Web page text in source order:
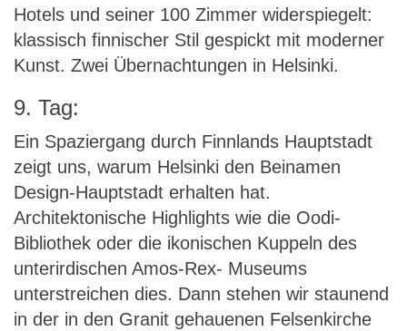
Hotels und seiner 100 Zimmer widerspiegelt:
klassisch finnischer Stil gespickt mit moderner
Kunst. Zwei Übernachtungen in Helsinki.
9. Tag:
Ein Spaziergang durch Finnlands Hauptstadt
zeigt uns, warum Helsinki den Beinamen
Design-Hauptstadt erhalten hat.
Architektonische Highlights wie die Oodi-
Bibliothek oder die ikonischen Kuppeln des
unterirdischen Amos-Rex- Museums
unterstreichen dies. Dann stehen wir staunend
in der in den Granit gehauenen Felsenkirche